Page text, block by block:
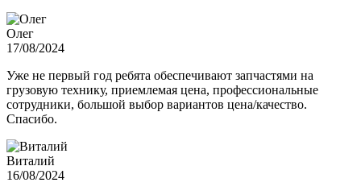
Олег
17/08/2024
Уже не первый год ребята обеспечивают запчастями на
грузовую технику, приемлемая цена, профессиональные
сотрудники, большой выбор вариантов цена/качество.
Спасибо.
Виталий
16/08/2024